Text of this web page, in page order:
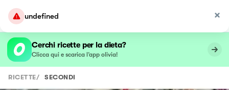
undefined
Cerchi ricette per la dieta?
Clicca qui e scarica l’app olivia!
RICETTE/ SECONDI